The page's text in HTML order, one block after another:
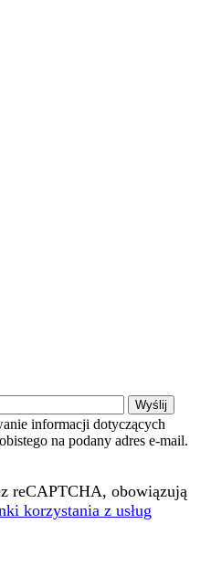
informacji dotyczących
na podany adres e-mail.
reCAPTCHA, obowiązują
korzystania z usług